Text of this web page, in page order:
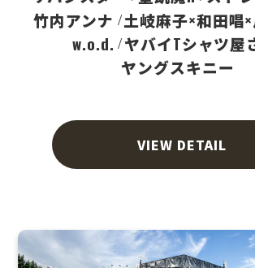
⽵内アンナ 土岐麻子×和田唱
w.o.d. ヤバイTシャツ屋
ヤングスキニー
VIEW DETAIL